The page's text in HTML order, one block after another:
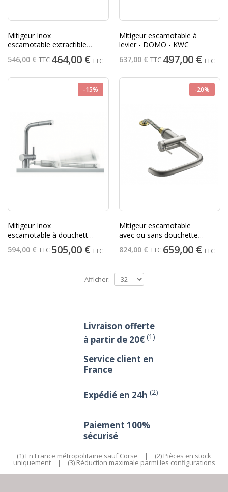
Mitigeur Inox
escamotable extractible
546,00 €TTC 464,00 €TTC
Mitigeur escamotable à
levier - DOMO - KWC
637,00 €TTC 497,00 €TTC
-15%
Mitigeur Inox
escamotable à douchette
monojet extractible
ATLAS NEO
594,00 €TTC 505,00 €TTC
-20%
Mitigeur escamotable
avec ou sans douchette
LIVELLO - KWC
824,00 €TTC 659,00 €TTC
Afficher:
Livraison offerte
à partir de 20€ (1)
Service client en
France
Expédié en 24h (2)
Paiement 100%
sécurisé
(1) En France métropolitaine sauf Corse | (2) Pièces en stock
uniquement | (3) Réduction maximale parmi les configurations